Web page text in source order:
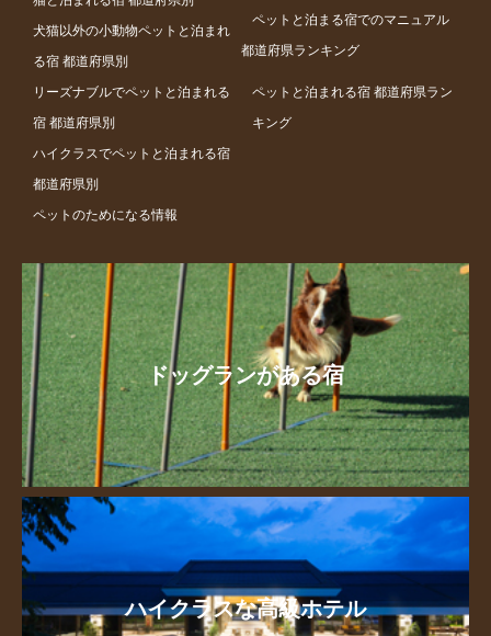
犬猫以外の小動物ペットと泊まれ
る宿 都道府県別
リーズナブルでペットと泊まれる
宿 都道府県別
ハイクラスでペットと泊まれる宿
都道府県別
ペットのためになる情報
ペットと泊まる宿でのマニュアル
都道府県ランキング
ペットと泊まれる宿 都道府県ラン
キング
ドッグランがある宿
ハイクラスな高級ホテル